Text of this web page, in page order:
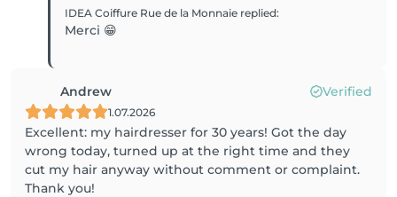
IDEA Coiffure Rue de la Monnaie replied:
Merci 😁
Andrew Verified
1.07.2026
Excellent: my hairdresser for 30 years! Got the day
wrong today, turned up at the right time and they
cut my hair anyway without comment or complaint.
Thank you!